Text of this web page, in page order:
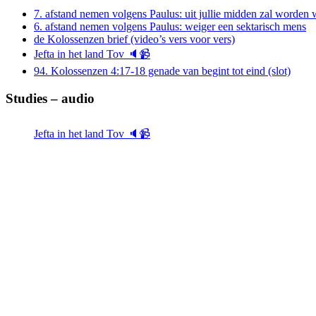
7. afstand nemen volgens Paulus: uit jullie midden zal worden
6. afstand nemen volgens Paulus: weiger een sektarisch mens
de Kolossenzen brief (video’s vers voor vers)
Jefta in het land Tov 🔈📹
94. Kolossenzen 4:17-18 genade van begint tot eind (slot)
Studies – audio
Jefta in het land Tov 🔈📹